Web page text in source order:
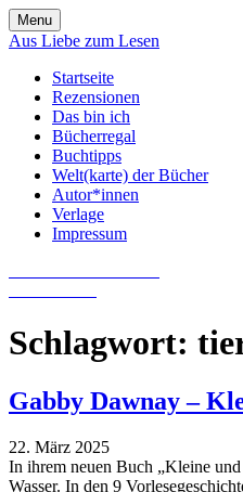
Skip
to
Menu
Aus Liebe zum Lesen
Startseite
Rezensionen
Das bin ich
Bücherregal
Buchtipps
Welt(karte) der Bücher
Autor*innen
Verlage
Impressum
Schlagwort:
Gabby Dawnay –
22. März 2025
In ihrem neuen Buch „Kleine
Wasser. In den 9